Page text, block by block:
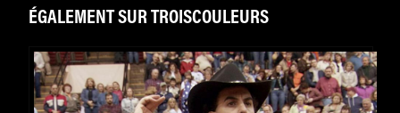
ÉGALEMENT SUR TROISCOULEURS